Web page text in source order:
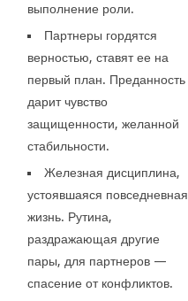
выполнение роли.
Партнеры гордятся
верностью, ставят ее на
первый план. Преданность
дарит чувство
защищенности, желанной
стабильности.
Железная дисциплина,
устоявшаяся повседневная
жизнь. Рутина,
раздражающая другие
пары, для партнеров —
спасение от конфликтов.